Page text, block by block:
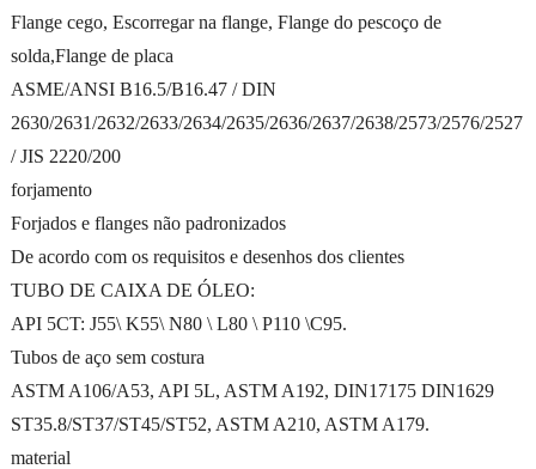
Flange cego, Escorregar na flange, Flange do pescoço de
solda,Flange de placa
ASME/ANSI B16.5/B16.47 / DIN
2630/2631/2632/2633/2634/2635/2636/2637/2638/2573/2576/2527
/ JIS 2220/200
forjamento
Forjados e flanges não padronizados
De acordo com os requisitos e desenhos dos clientes
TUBO DE CAIXA DE ÓLEO:
API 5CT: J55\ K55\ N80 \ L80 \ P110 \C95.
Tubos de aço sem costura
ASTM A106/A53, API 5L, ASTM A192, DIN17175 DIN1629
ST35.8/ST37/ST45/ST52, ASTM A210, ASTM A179.
material